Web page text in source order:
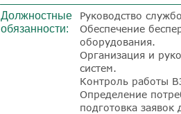
Должностные
обязанности:
Руководство
Обеспечение
оборудования.
Организация и
систем.
Контроль работы
Определение
подготовка